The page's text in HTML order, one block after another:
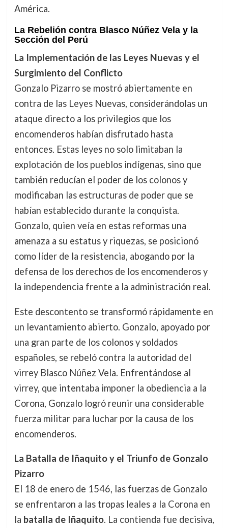
América.
La Rebelión contra Blasco Núñez Vela y la
Sección del Perú
La Implementación de las Leyes Nuevas y el
Surgimiento del Conflicto
Gonzalo Pizarro se mostró abiertamente en
contra de las Leyes Nuevas, considerándolas un
ataque directo a los privilegios que los
encomenderos habían disfrutado hasta
entonces. Estas leyes no solo limitaban la
explotación de los pueblos indígenas, sino que
también reducían el poder de los colonos y
modificaban las estructuras de poder que se
habían establecido durante la conquista.
Gonzalo, quien veía en estas reformas una
amenaza a su estatus y riquezas, se posicionó
como líder de la resistencia, abogando por la
defensa de los derechos de los encomenderos y
la independencia frente a la administración real.
Este descontento se transformó rápidamente en
un levantamiento abierto. Gonzalo, apoyado por
una gran parte de los colonos y soldados
españoles, se rebeló contra la autoridad del
virrey Blasco Núñez Vela. Enfrentándose al
virrey, que intentaba imponer la obediencia a la
Corona, Gonzalo logró reunir una considerable
fuerza militar para luchar por la causa de los
encomenderos.
La Batalla de Iñaquito y el Triunfo de Gonzalo
Pizarro
El 18 de enero de 1546, las fuerzas de Gonzalo
se enfrentaron a las tropas leales a la Corona en
la batalla de Iñaquito. La contienda fue decisiva,